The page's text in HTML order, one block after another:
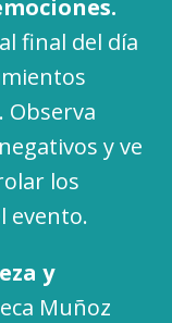
final del día
Observa
y ve
los
evento.
y
Muñoz